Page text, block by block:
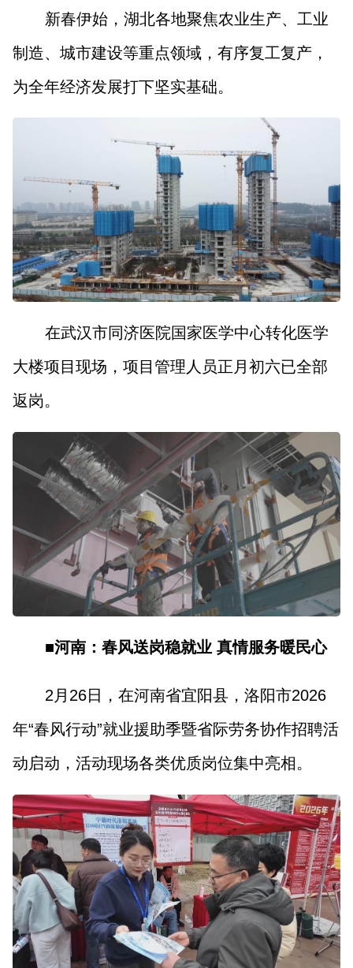
新春伊始，湖北各地聚焦农业生产、工业
制造、城市建设等重点领域，有序复工复产，
为全年经济发展打下坚实基础。
在武汉市同济医院国家医学中心转化医学
大楼项目现场，项目管理人员正月初六已全部
返岗。
■河南：春风送岗稳就业 真情服务暖民心
2月26日，在河南省宜阳县，洛阳市2026
年“春风行动”就业援助季暨省际劳务协作招聘活
动启动，活动现场各类优质岗位集中亮相。